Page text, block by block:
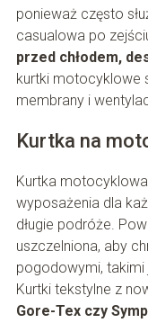
ponieważ często
casualowa po
przed chłodem,
kurtki motocyklowe
membrany i
Kurtka na
Kurtka
wyposażenia dla
długie podróże.
uszczelniona, aby
pogodowymi, takimi
Kurtki tekstylne z
Gore-Tex czy